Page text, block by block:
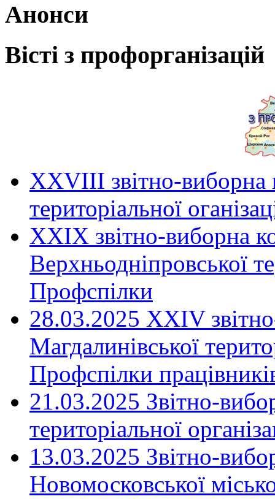
Анонси
Вісті з профорганізацій
ХХVIII звітно-виборна
територіальної
XXIX звітно-виборна
Верхньодніпровської
Профспілки
28.03.2025 ХХІV
Магдалинівської
Профспілки
21.03.2025 Звітно-
територіальної
13.03.2025 Звітно-
Новомосковської